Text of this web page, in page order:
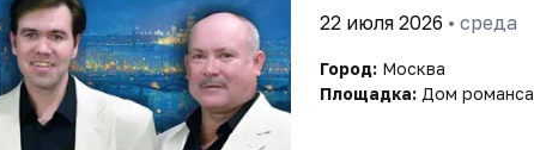
22 июля 2026 • среда
Город: Москва
Площадка: Дом романса